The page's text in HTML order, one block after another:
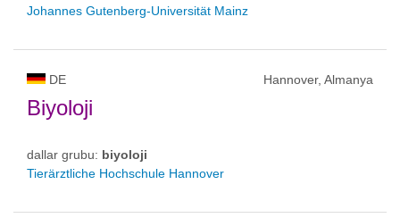
Johannes Gutenberg-Universität Mainz
DE Hannover, Almanya
Biyoloji
dallar grubu: biyoloji
Tierärztliche Hochschule Hannover